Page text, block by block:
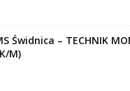
Świdnica – TECHNIK
M)